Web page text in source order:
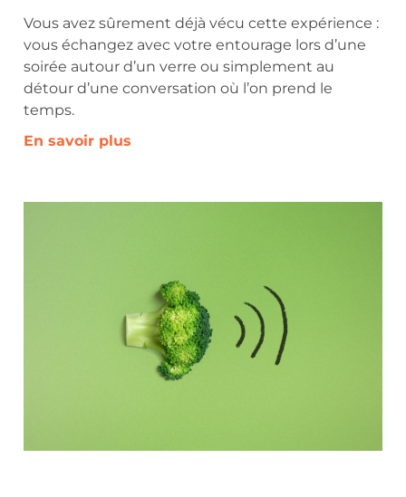
Vous avez sûrement déjà vécu cette expérience :
vous échangez avec votre entourage lors d’une
soirée autour d’un verre ou simplement au
détour d’une conversation où l’on prend le
temps.
En savoir plus